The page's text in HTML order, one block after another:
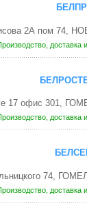
2А пом 74,
доставка
17 офис 301,
доставка
74,
доставка